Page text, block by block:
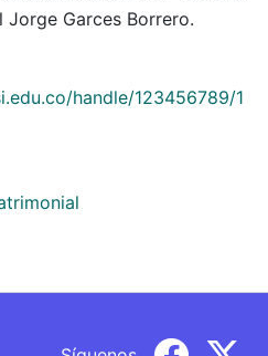
Garces Borrero.
handle/123456789/1